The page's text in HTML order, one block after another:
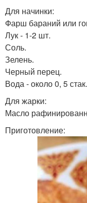
Для начинки:
Фарш бараний или
Лук - 1-2 шт.
Соль.
Зелень.
Черный перец.
Вода - около 0, 5 стак.
Для жарки:
Масло
Приготовление: